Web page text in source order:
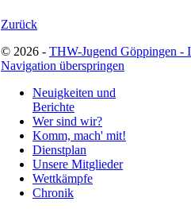
Zurück
© 2026 - THW-Jugend Göppingen -
Navigation überspringen
Neuigkeiten und
Berichte
Wer sind wir?
Komm, mach' mit!
Dienstplan
Unsere Mitglieder
Wettkämpfe
Chronik